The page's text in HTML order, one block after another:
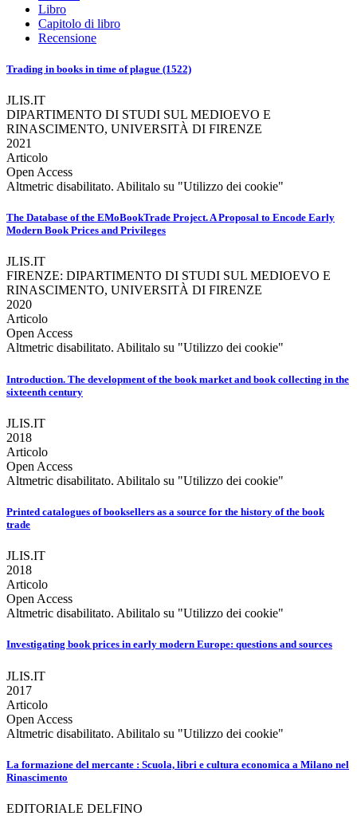
Libro
Capitolo di libro
Recensione
Trading in books in time of plague (1522)
JLIS.IT
DIPARTIMENTO DI STUDI SUL MEDIOEVO E
RINASCIMENTO, UNIVERSITÀ DI FIRENZE
2021
Articolo
Open Access
Altmetric disabilitato. Abilitalo su "Utilizzo dei cookie"
The Database of the EMoBookTrade Project. A Proposal to Encode Early
Modern Book Prices and Privileges
JLIS.IT
FIRENZE: DIPARTIMENTO DI STUDI SUL MEDIOEVO E
RINASCIMENTO, UNIVERSITÀ DI FIRENZE
2020
Articolo
Open Access
Altmetric disabilitato. Abilitalo su "Utilizzo dei cookie"
Introduction. The development of the book market and book collecting in the
sixteenth century
JLIS.IT
2018
Articolo
Open Access
Altmetric disabilitato. Abilitalo su "Utilizzo dei cookie"
Printed catalogues of booksellers as a source for the history of the book
trade
JLIS.IT
2018
Articolo
Open Access
Altmetric disabilitato. Abilitalo su "Utilizzo dei cookie"
Investigating book prices in early modern Europe: questions and sources
JLIS.IT
2017
Articolo
Open Access
Altmetric disabilitato. Abilitalo su "Utilizzo dei cookie"
La formazione del mercante : Scuola, libri e cultura economica a Milano nel
Rinascimento
EDITORIALE DELFINO